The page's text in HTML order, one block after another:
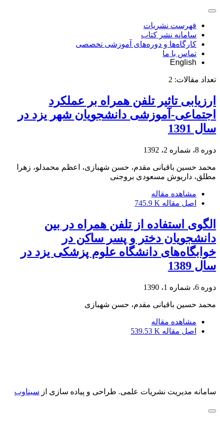
فهرست نشریات
سامانه نشر کتاب
کارگاه‌ها و دوره‌های آموزشی تخصصی
تماس با ما
English
تعداد مقالات: 2
ارزیابی تاثیر تلفن همراه بر عملکرد
اجتماعی-آموزشی دانشجویان شهر یزد در
سال 1391
دوره 8، شماره 2، 1392
محمد حسین باقیانی مقدم، حسن شهبازی، اعظم محمدلو، زهرا
مطلق، داریوش مسعودی بروجنی
مشاهده مقاله
اصل مقاله 745.9 K
الگوی استفاده از تلفن همراه در بین
دانشجویان دختر و پسر ساکن در
خوابگاه‌های دانشگاه علوم پزشکی یزد در
سال 1389
دوره 6، شماره 1، 1390
محمد حسین باقیانی مقدم، حسن شهبازی
مشاهده مقاله
اصل مقاله 539.53 K
سامانه مدیریت نشریات علمی. طراحی و پیاده سازی از سیناوب